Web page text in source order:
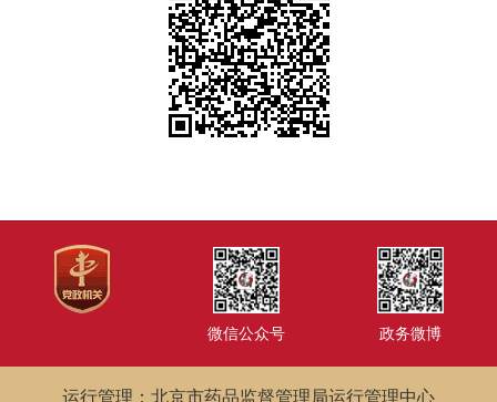
微信公众号 政务微博
运行管理：北京市药品监督管理局运行管理中心